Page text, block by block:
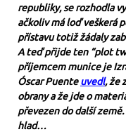
republiky, se rozhodla
ačkoliv má loď veškerá
přístavu totiž žádaly
A teď přijde ten “plot
příjemcem munice je
Óscar Puenteuvedl, že
obrany a že jde o
převezen do další
hlad…